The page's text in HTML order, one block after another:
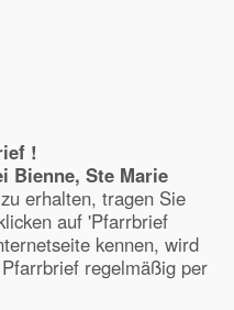
!
Bienne, Ste Marie
erhalten, tragen Sie
auf 'Pfarrbrief
kennen, wird
regelmäßig per